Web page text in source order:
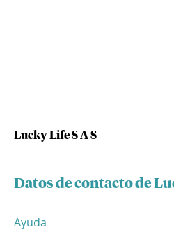
Lucky Life S A S
Datos de contacto de
Ayuda